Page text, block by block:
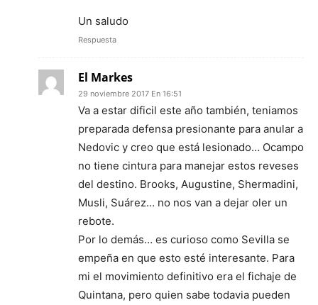
Un saludo
Respuesta
El Markes
29 noviembre 2017 En 16:51
Va a estar dificil este año también, teniamos
preparada defensa presionante para anular a
Nedovic y creo que está lesionado… Ocampo
no tiene cintura para manejar estos reveses
del destino. Brooks, Augustine, Shermadini,
Musli, Suárez… no nos van a dejar oler un
rebote.
Por lo demás… es curioso como Sevilla se
empeña en que esto esté interesante. Para
mi el movimiento definitivo era el fichaje de
Quintana, pero quien sabe todavia pueden